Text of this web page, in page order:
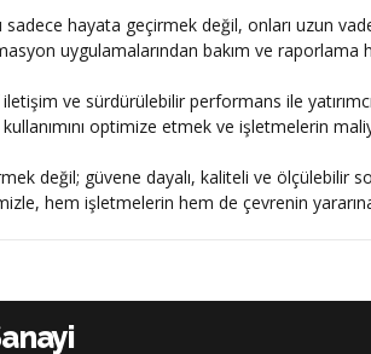
sadece hayata geçirmek değil, onları uzun
uygulamalarından bakım ve
ve sürdürülebilir performans ile
optimize etmek ve işletmelerin
değil; güvene dayalı, kaliteli ve ölçülebilir
hem işletmelerin hem de çevrenin